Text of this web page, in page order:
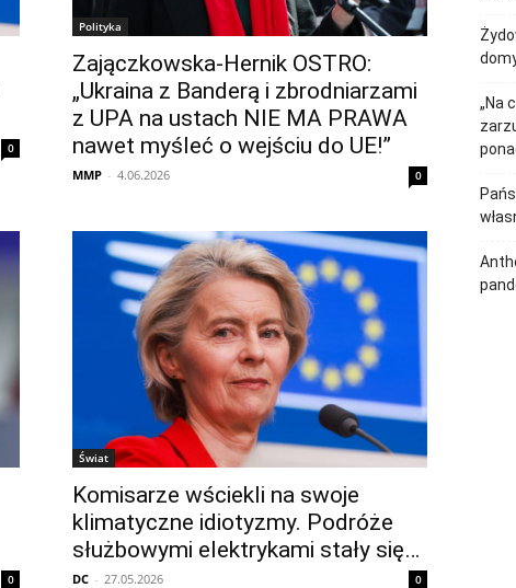
0
Polityka
Zajączkowska-Hernik OSTRO:
„Ukraina z Banderą i zbrodniarzami
z UPA na ustach NIE MA PRAWA
nawet myśleć o wejściu do UE!”
MMP - 4.06.2026 0
0
Świat
Komisarze wściekli na swoje
klimatyczne idiotyzmy. Podróże
służbowymi elektrykami stały się…
DC - 27.05.2026 0
„Na